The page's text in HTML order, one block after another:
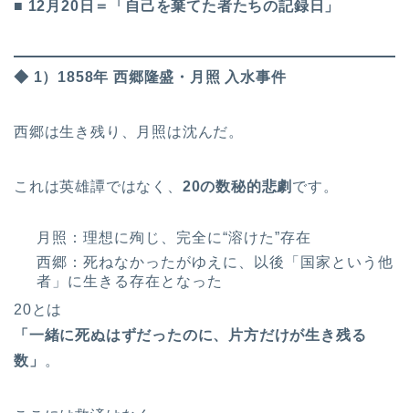
■ 12月20日＝「自己を棄てた者たちの記録日」
◆ 1）1858年 西郷隆盛・月照 入水事件
西郷は生き残り、月照は沈んだ。
これは英雄譚ではなく、 20の数秘的悲劇 です。
月照：理想に殉じ、完全に“溶けた”存在
西郷：死ねなかったがゆえに、以後「国家という他
者」に生きる存在となった
20とは
「一緒に死ぬはずだったのに、片方だけが生き残る
数」
。